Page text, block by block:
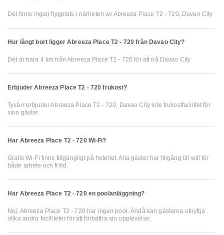
Det finns ingen flygplats i närheten av Abreeza Place T2 - 720, Davao City
Hur långt bort ligger Abreeza Place T2 - 720 från Davao City?
Det är bara 4 km från Abreeza Place T2 - 720 för att nå Davao City
Erbjuder Abreeza Place T2 - 720 frukost?
Tyvärr erbjuder Abreeza Place T2 - 720, Davao City inte frukostfacilitet för
sina gäster.
Har Abreeza Place T2 - 720 Wi-Fi?
Gratis Wi-Fi finns tillgängligt på hotellet. Alla gäster har tillgång till wifi för
både arbete och fritid.
Har Abreeza Place T2 - 720 en poolanläggning?
Nej, Abreeza Place T2 - 720 har ingen pool. Ändå kan gästerna utnyttja
olika andra faciliteter för att förbättra sin upplevelse.